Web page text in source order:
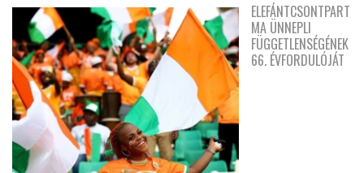
ELEFÁNTCSONTPART
MA ÜNNEPLI
FÜGGETLENSÉGÉNEK
66. ÉVFORDULÓJÁT